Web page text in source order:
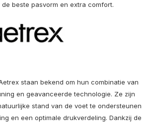
beste pasvorm en extra comfort.
staan bekend om hun combinatie van
en geavanceerde technologie. Ze zijn
stand van de voet te ondersteunen
en een optimale drukverdeling. Dankzij de